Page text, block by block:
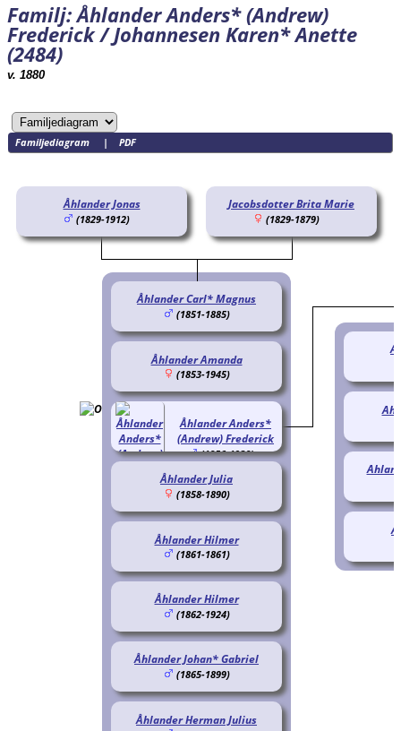
Familj: Åhlander Anders* (Andrew)
Frederick / Johannesen Karen* Anette
(2484)
v. 1880
Familjediagram | PDF
Åhlander Jonas
(1829-1912)
Jacobsdotter Brita Marie
(1829-1879)
Åhlander Carl* Magnus
(1851-1885)
Åhlander Amanda
(1853-1945)
Åhlander Julia
(1858-1890)
Åhlander Hilmer
(1861-1861)
Åhlander Hilmer
(1862-1924)
Åhlander Johan* Gabriel
(1865-1899)
Åhlander Herman Julius
Åhlander Anders*
(Andrew) Frederick
(1856-1938)